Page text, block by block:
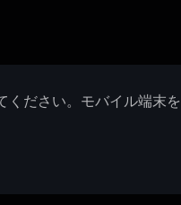
ださい。モバイル端末